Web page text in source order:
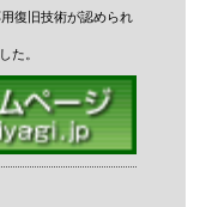
復旧技術が認められ
た。